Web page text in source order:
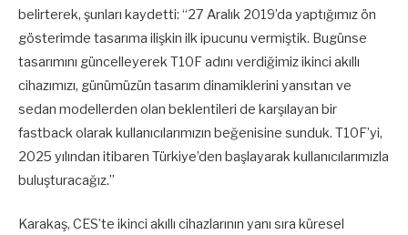
belirterek, şunları kaydetti: “27 Aralık 2019’da yaptığımız ön
gösterimde tasarıma ilişkin ilk ipucunu vermiştik. Bugünse
tasarımını güncelleyerek T10F adını verdiğimiz ikinci akıllı
cihazımızı, günümüzün tasarım dinamiklerini yansıtan ve
sedan modellerden olan beklentileri de karşılayan bir
fastback olarak kullanıcılarımızın beğenisine sunduk. T10F’yi,
2025 yılından itibaren Türkiye’den başlayarak kullanıcılarımızla
buluşturacağız.”
Karakaş, CES’te ikinci akıllı cihazlarının yanı sıra küresel